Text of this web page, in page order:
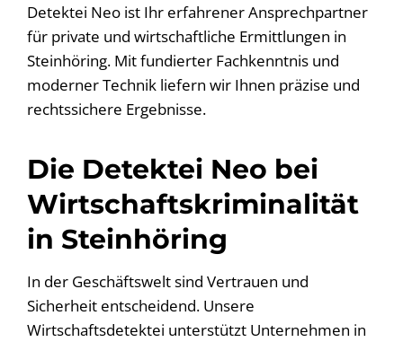
Detektei Neo ist Ihr erfahrener Ansprechpartner
für private und wirtschaftliche Ermittlungen in
Steinhöring. Mit fundierter Fachkenntnis und
moderner Technik liefern wir Ihnen präzise und
rechtssichere Ergebnisse.
Die Detektei Neo bei
Wirtschaftskriminalität
in Steinhöring
In der Geschäftswelt sind Vertrauen und
Sicherheit entscheidend. Unsere
Wirtschaftsdetektei unterstützt Unternehmen in